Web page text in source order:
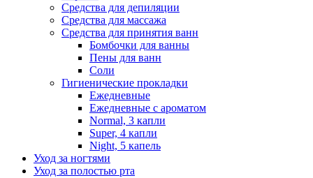
Средства для депиляции
Средства для массажа
Средства для принятия ванн
Бомбочки для ванны
Пены для ванн
Соли
Гигиенические прокладки
Ежедневные
Ежедневные с ароматом
Normal, 3 капли
Super, 4 капли
Night, 5 капель
Уход за ногтями
Уход за полостью рта